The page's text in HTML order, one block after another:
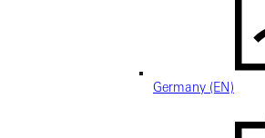
Germany (EN)